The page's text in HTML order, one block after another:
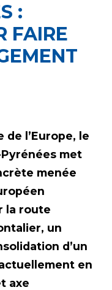
:
FAIRE
de l’Europe, le
met
menée
la route
un
d’un
en
axe